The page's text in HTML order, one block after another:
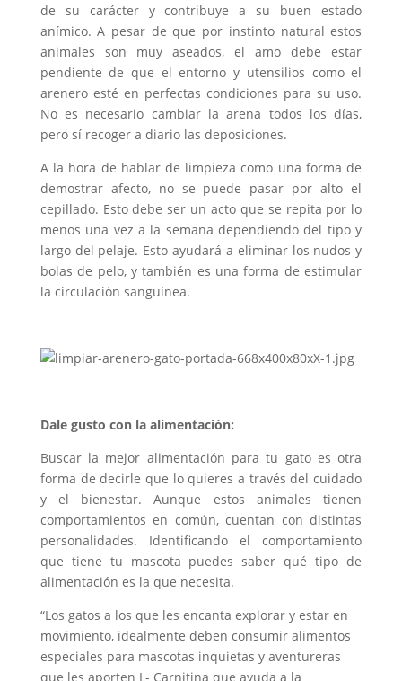
de su carácter y contribuye a su buen estado
anímico. A pesar de que por instinto natural estos
animales son muy aseados, el amo debe estar
pendiente de que el entorno y utensilios como el
arenero esté en perfectas condiciones para su uso.
No es necesario cambiar la arena todos los días,
pero sí recoger a diario las deposiciones.
A la hora de hablar de limpieza como una forma de
demostrar afecto, no se puede pasar por alto el
cepillado. Esto debe ser un acto que se repita por lo
menos una vez a la semana dependiendo del tipo y
largo del pelaje. Esto ayudará a eliminar los nudos y
bolas de pelo, y también es una forma de estimular
la circulación sanguínea.
Dale gusto con la alimentación:
Buscar la mejor alimentación para tu gato es otra
forma de decirle que lo quieres a través del cuidado
y el bienestar. Aunque estos animales tienen
comportamientos en común, cuentan con distintas
personalidades. Identificando el comportamiento
que tiene tu mascota puedes saber qué tipo de
alimentación es la que necesita.
“Los gatos a los que les encanta explorar y estar en
movimiento, idealmente deben consumir alimentos
especiales para mascotas inquietas y aventureras
que les aporten L- Carnitina que ayuda a la